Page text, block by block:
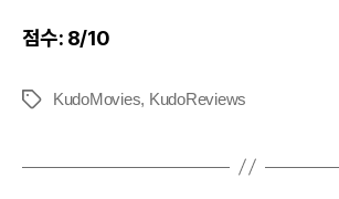
점수: 8/10
Tags KudoMovies, KudoReviews